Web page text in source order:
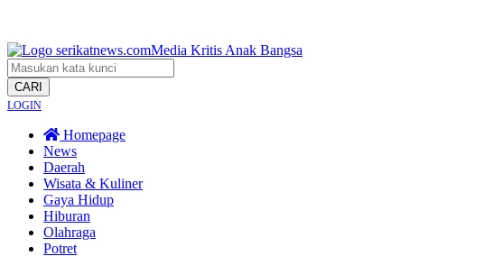
CARI
LOGIN
Homepage
News
Daerah
Wisata & Kuliner
Gaya Hidup
Hiburan
Olahraga
Potret